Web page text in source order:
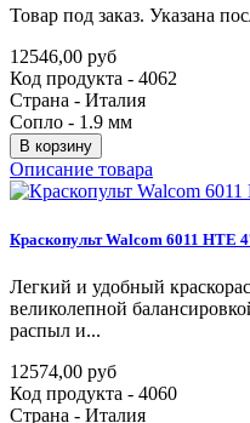
Товар под заказ. Указана
12546,00 руб
Код продукта - 4062
Страна - Италия
Сопло - 1.9 мм
В корзину
Описание товара
Краскопульт Walcom 6011 HTE
Легкий и удобный
великолепной
распыл и...
12574,00 руб
Код продукта - 4060
Страна - Италия